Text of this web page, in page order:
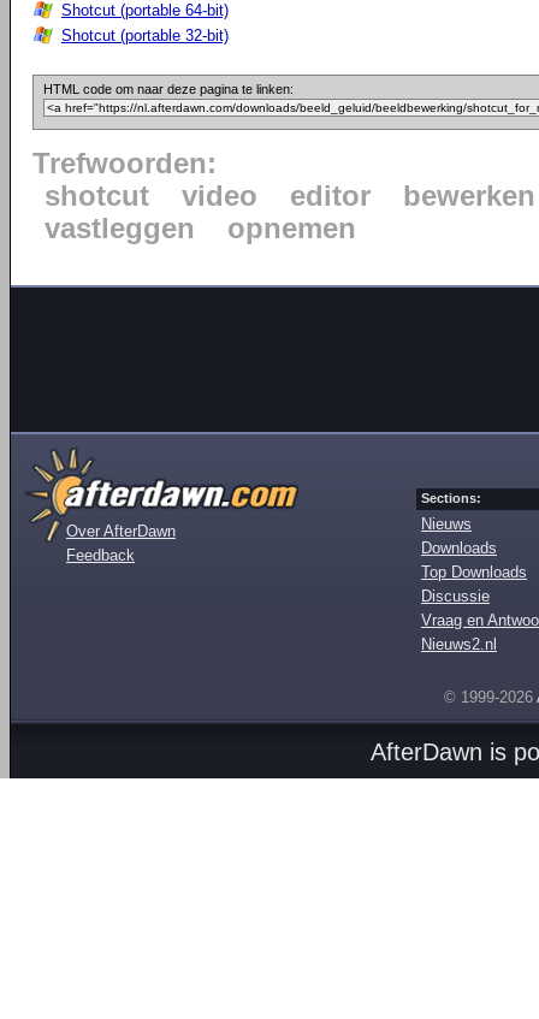
Shotcut (portable 64-bit)
Shotcut (portable 32-bit)
HTML code om naar deze pagina te linken:
Trefwoorden:
shotcut
video editor
bewerken
vastleggen
opnemen
Over AfterDawn
Feedback
Sections:
Nieuws
Downloads
Top Downloads
Discussie
Vraag en
Nieuws2.nl
© 1999-2026
AfterDawn is